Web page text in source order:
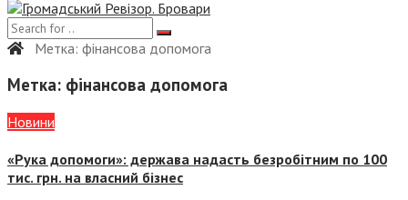
Метка: фінансова допомога
Метка: фінансова допомога
Новини
«Рука допомоги»: держава надасть безробітним по 100
тис. грн. на власний бізнес